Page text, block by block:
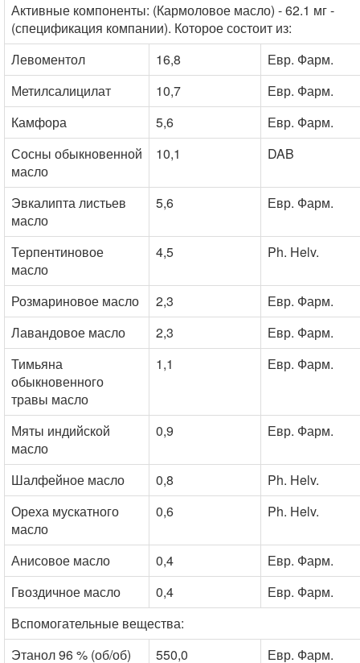
Активные компоненты: (Кармоловое масло) - 62.1 мг -
(спецификация компании). Которое состоит из:
Левоментол
16,8
Евр. Фарм.
Метилсалицилат
10,7
Евр. Фарм.
Камфора
5,6
Евр. Фарм.
Сосны обыкновенной
масло
10,1 DAB
Эвкалипта листьев
масло
5,6 Евр. Фарм.
Терпентиновое
масло
4,5 Ph. Helv.
Розмариновое масло 2,3
Евр. Фарм.
Лавандовое масло
2,3
Евр. Фарм.
Тимьяна
обыкновенного
травы масло
1,1 Евр. Фарм.
Мяты индийской
масло
0,9 Евр. Фарм.
Шалфейное масло 0,8
Ph. Helv.
Ореха мускатного
масло
0,6 Ph. Helv.
Анисовое масло 0,4
Евр. Фарм.
Гвоздичное масло
0,4
Евр. Фарм.
Вспомогательные вещества:
Этанол 96 % (об/об)
550,0
Евр. Фарм.